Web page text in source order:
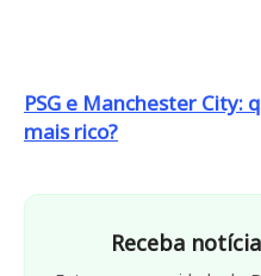
PSG e Manchester City:
mais rico?
Receba